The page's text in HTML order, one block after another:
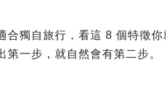
合獨自旅行，看這 8 個特徵
第一步，就自然會有第二步。